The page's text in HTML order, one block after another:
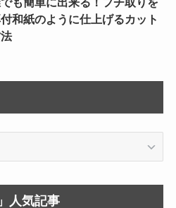
和紙のように仕上げるカット
人気記事